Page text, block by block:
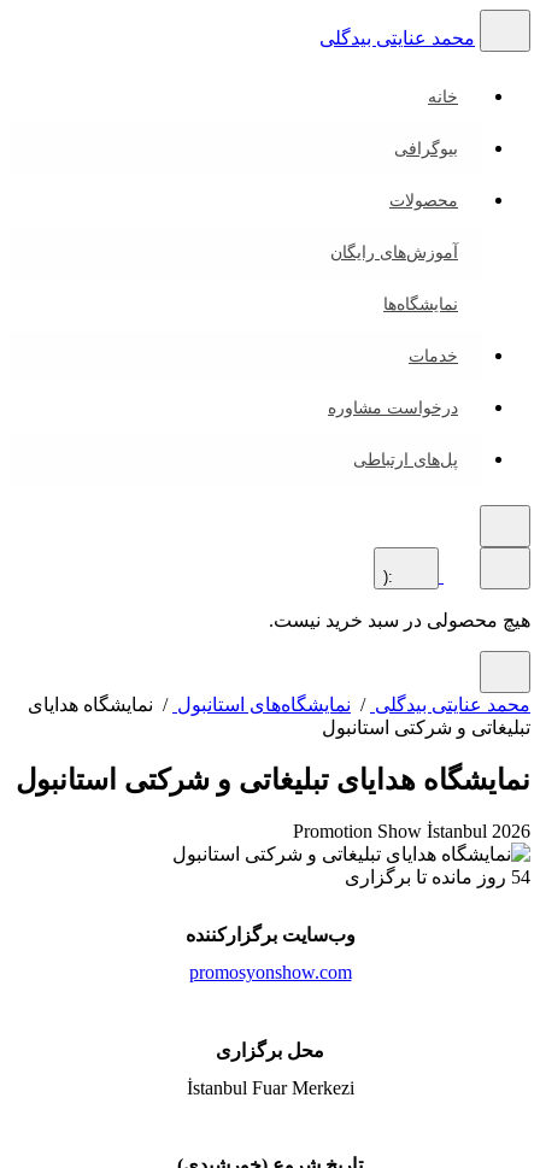
محمد عنایتی بیدگلی
خانه
بیوگرافی
محصولات
آموزش‌های رایگان
نمایشگاه‌ها
خدمات
درخواست مشاوره
پل‌های ارتباطی
محصولی در سبد خرید نیست.
عنایتی بیدگلی/نمایشگاه‌های استانبول/ نمایشگاه هدایای
و شرکتی استانبول
هدایای تبلیغاتی و شرکتی استانبول
Promotion Show İstanbul
وب‌سایت برگزارکننده
promosyonshow.com
محل برگزاری
İstanbul Fuar Merkezi